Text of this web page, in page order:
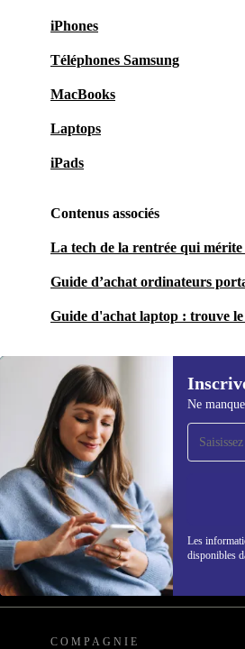
iPhones
Téléphones Samsung
MacBooks
Laptops
iPads
Contenus associés
La tech de la rentrée qui mérite
Guide d’achat ordinateurs
Guide d'achat laptop : trouve
Ne
Les
disponibles
Recevoir offres et
refurbed par mail
Ne manquez plus
REFURBED FRANCE -
COMPAGNIE